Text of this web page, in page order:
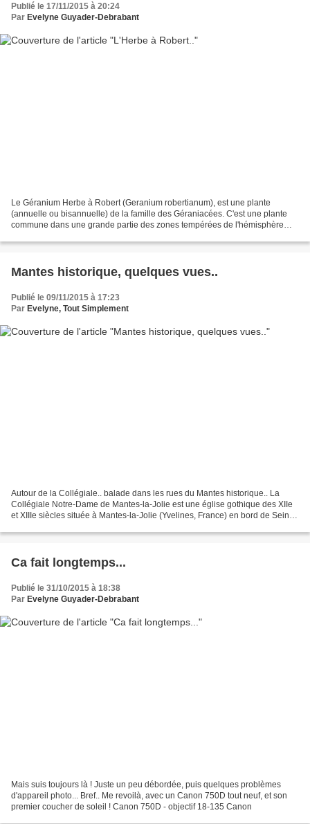
Publié le 17/11/2015 à 20:24
Par Evelyne Guyader-Debrabant
Le Géranium Herbe à Robert (Geranium robertianum), est une plante
(annuelle ou bisannuelle) de la famille des Géraniacées. C'est une plante
commune dans une grande partie des zones tempérées de l'hémisphère
Mantes historique, quelques vues..
Publié le 09/11/2015 à 17:23
Par Evelyne, Tout Simplement
Autour de la Collégiale.. balade dans les rues du Mantes historique.. La
Collégiale Notre-Dame de Mantes-la-Jolie est une église gothique des XIIe
et XIIIe siècles située à Mantes-la-Jolie (Yvelines, France) en bord de Seine.
Ca fait longtemps...
Publié le 31/10/2015 à 18:38
Par Evelyne Guyader-Debrabant
Mais suis toujours là ! Juste un peu débordée, puis quelques problèmes
d'appareil photo... Bref.. Me revoilà, avec un Canon 750D tout neuf, et son
premier coucher de soleil ! Canon 750D - objectif 18-135 Canon